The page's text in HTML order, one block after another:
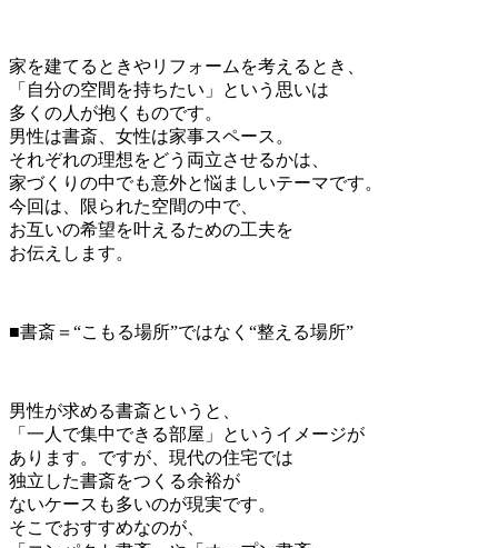
家を建てるときやリフォームを考えるとき、
「自分の空間を持ちたい」という思いは
多くの人が抱くものです。
男性は書斎、女性は家事スペース。
それぞれの理想をどう両立させるかは、
家づくりの中でも意外と悩ましいテーマです。
今回は、限られた空間の中で、
お互いの希望を叶えるための工夫を
お伝えします。
■書斎＝“こもる場所”ではなく“整える場所”
男性が求める書斎というと、
「一人で集中できる部屋」というイメージが
あります。ですが、現代の住宅では
独立した書斎をつくる余裕が
ないケースも多いのが現実です。
そこでおすすめなのが、